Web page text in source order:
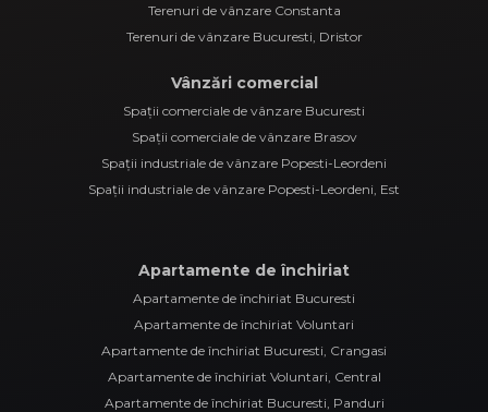
Terenuri de vânzare Constanta
Terenuri de vânzare Bucuresti, Dristor
Vânzări comercial
Spații comerciale de vânzare Bucuresti
Spații comerciale de vânzare Brasov
Spații industriale de vânzare Popesti-Leordeni
Spații industriale de vânzare Popesti-Leordeni, Est
Apartamente de închiriat
Apartamente de închiriat Bucuresti
Apartamente de închiriat Voluntari
Apartamente de închiriat Bucuresti, Crangasi
Apartamente de închiriat Voluntari, Central
Apartamente de închiriat Bucuresti, Panduri